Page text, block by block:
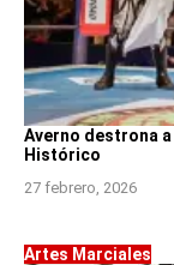
Averno destrona
Histórico
27 febrero, 2026
Artes Marciales